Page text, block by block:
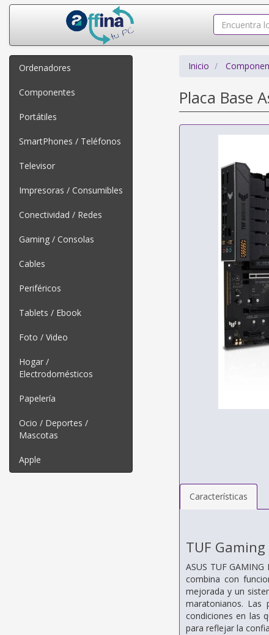
Ordenadores
Componentes
Portátiles
SmartPhones / Teléfonos
Televisor
Impresoras / Consumibles
Conectividad / Redes
Gaming / Consolas
Cables
Periféricos
Tablets / Ebook
Foto / Video
Hogar /
Electrodomésticos
Papelería
Ocio / Deportes /
Mascotas
Apple
Inicio
Placa Base
Características
TUF Gaming
ASUS TUF
combina con
mejorada y un
maratonianos. Las
condiciones en las
para reflejar la